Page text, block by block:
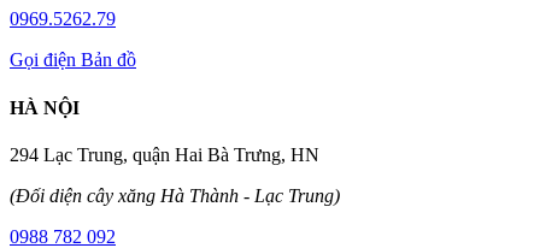
0969.5262.79
Gọi điện Bản đồ
HÀ NỘI
294 Lạc Trung, quận Hai Bà Trưng, HN
(Đối diện cây xăng Hà Thành - Lạc Trung)
0988 782 092